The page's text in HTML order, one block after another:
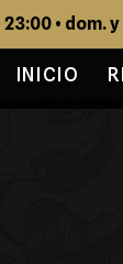
23:00 • dom.
INICIO